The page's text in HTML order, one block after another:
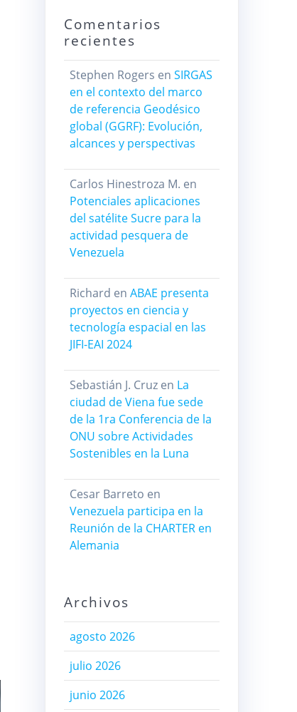
Comentarios
recientes
Stephen Rogers en SIRGAS
en el contexto del marco
de referencia Geodésico
global (GGRF): Evolución,
alcances y perspectivas
Carlos Hinestroza M. en
Potenciales aplicaciones
del satélite Sucre para la
actividad pesquera de
Venezuela
Richard en ABAE presenta
proyectos en ciencia y
tecnología espacial en las
JIFI-EAI 2024
Sebastián J. Cruzen La
ciudad de Viena fue sede
de la 1ra Conferencia de la
ONU sobre Actividades
Sostenibles en la Luna
Cesar Barreto en
Venezuela participa en la
Reunión de la CHARTER en
Alemania
Archivos
agosto 2026
julio 2026
junio 2026